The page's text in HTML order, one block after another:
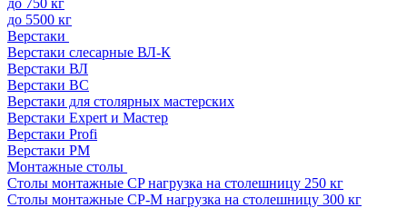
до 750 кг
до 5500 кг
Верстаки
Верстаки слесарные ВЛ-К
Верстаки ВЛ
Верстаки ВС
Верстаки для столярных мастерских
Верстаки Expert и Мастер
Верстаки Profi
Верстаки РМ
Монтажные столы
Столы монтажные СP нагрузка на столешницу 250 кг
Столы монтажные СР-М нагрузка на столешницу 300 кг